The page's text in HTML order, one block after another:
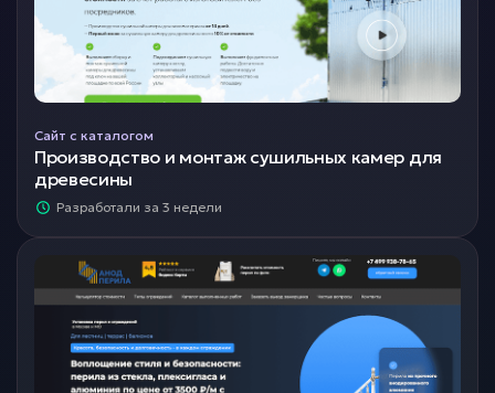
Сайт с каталогом
Производство и монтаж сушильных камер для
древесины
Разработали за 3 недели